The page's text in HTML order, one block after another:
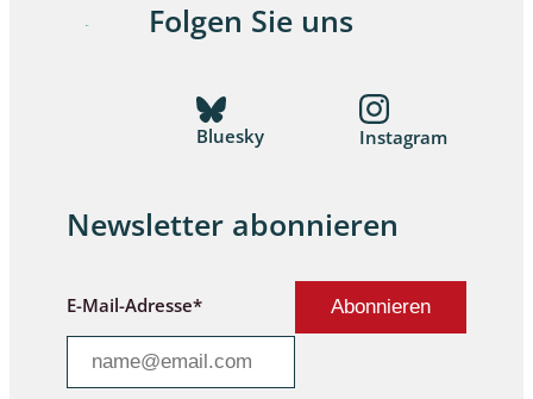
Folgen Sie uns
Bluesky Instagram
Newsletter abonnieren
E-Mail-Adresse*